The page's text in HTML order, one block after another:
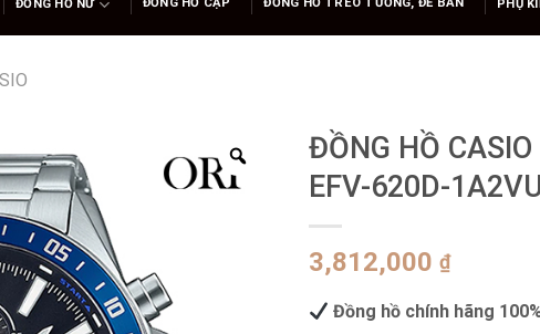
ĐỒNG HỒ NỮ PHỤ
ĐỒNG HỒ CASIO
EFV-620D-
3,812,000 ₫
Đồng hồ chính hãng